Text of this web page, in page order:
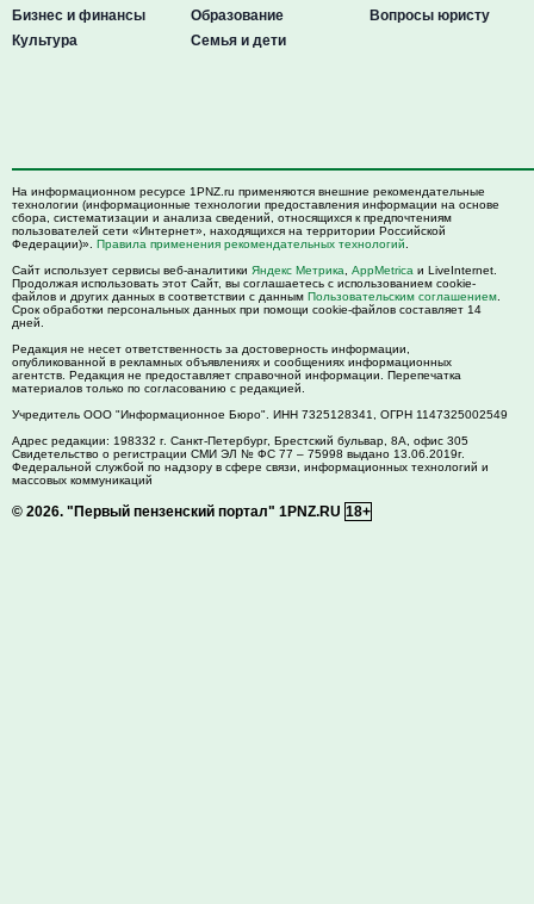
Бизнес и финансы
Культура
Образование
Семья и дети
Вопросы юристу
На информационном ресурсе 1PNZ.ru применяются внешние рекомендательные
технологии (информационные технологии предоставления информации на основе
сбора, систематизации и анализа сведений, относящихся к предпочтениям
пользователей сети «Интернет», находящихся на территории Российской
Федерации)». Правила применения рекомендательных технологий
Сайт использует сервисы веб-аналитики Яндекс Метрика AppMetrica и LiveInternet.
Продолжая использовать этот Сайт, вы соглашаетесь с использованием cookie-
файлов и других данных в соответствии с данным Пользовательским соглашением
Срок обработки персональных данных при помощи cookie-файлов составляет 14
дней.
Редакция не несет ответственность за достоверность информации,
опубликованной в рекламных объявлениях и сообщениях информационных
агентств. Редакция не предоставляет справочной информации. Перепечатка
материалов только по согласованию с редакцией.
Учредитель ООО "Информационное Бюро". ИНН 7325128341, ОГРН 1147325002549
Адрес редакции: 198332 г. Санкт-Петербург, Брестский бульвар, 8А, офис 305
Свидетельство о регистрации СМИ ЭЛ № ФС 77 – 75998 выдано 13.06.2019г.
Федеральной службой по надзору в сфере связи, информационных технологий и
массовых коммуникаций
© 2026. "Первый пензенский портал" 1PNZ.RU 18+